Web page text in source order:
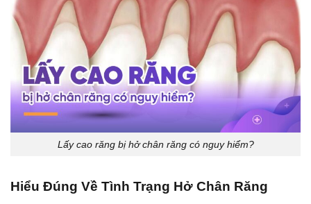
Lấy cao răng bị hở chân răng có nguy hiểm?
Hiểu Đúng Về Tình Trạng Hở Chân Răng